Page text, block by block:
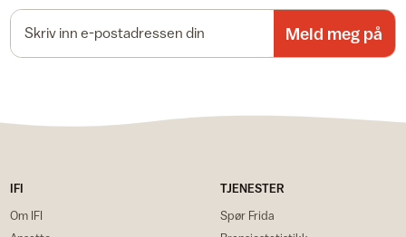
Meld meg på
IFI
Om IFI
TJENESTER
Spør Frida